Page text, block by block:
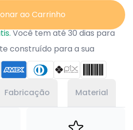
ao Carrinho
Você tem até 30 dias para
construído para a sua
Fabricação Material